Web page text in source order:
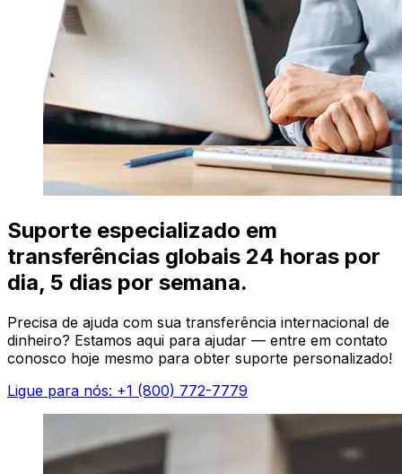
Suporte especializado em
transferências globais 24 horas por
dia, 5 dias por semana.
Precisa de ajuda com sua transferência internacional de
dinheiro? Estamos aqui para ajudar — entre em contato
conosco hoje mesmo para obter suporte personalizado!
Ligue para nós: +1 (800) 772-7779